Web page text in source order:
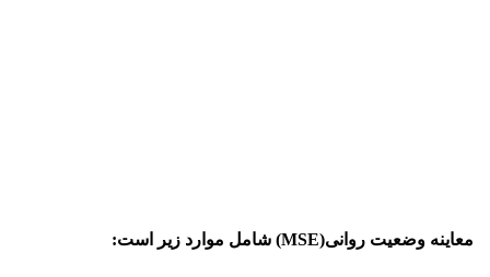
معاینه وضعیت روانی(MSE) شامل موارد زیر است: